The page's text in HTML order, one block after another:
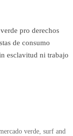
pro derechos
de consumo
esclavitud ni trabajo
verde, surf and